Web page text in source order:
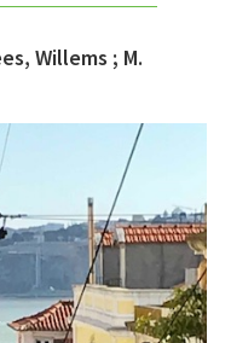
Willems ; M.